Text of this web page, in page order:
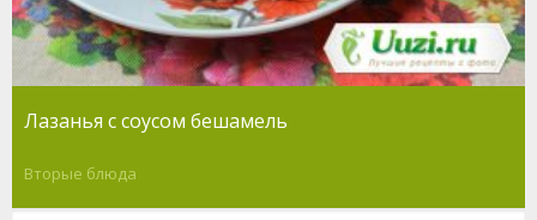
Лазанья с соусом бешамель
Вторые блюда